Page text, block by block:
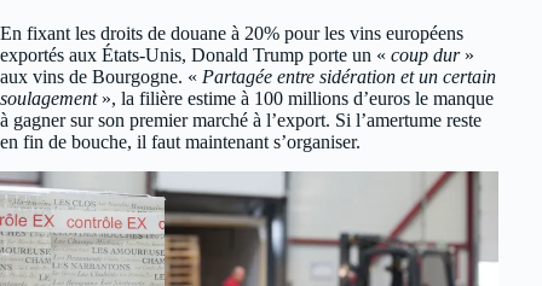
En fixant les droits de douane à 20% pour les vins européens
exportés aux États-Unis, Donald Trump porte un « coup dur»
aux vins de Bourgogne. « Partagée entre sidération et un certain
soulagement », la filière estime à 100 millions d’euros le manque
à gagner sur son premier marché à l’export. Si l’amertume reste
en fin de bouche, il faut maintenant s’organiser.